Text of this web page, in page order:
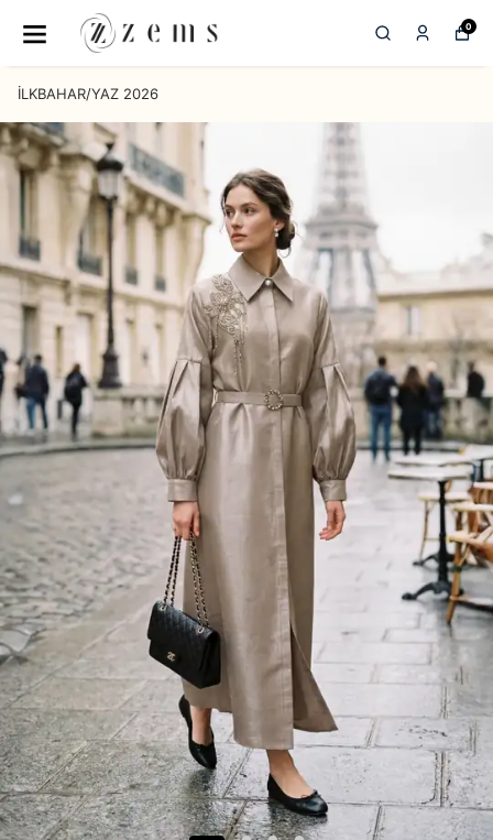
0
İLKBAHAR/YAZ 2026